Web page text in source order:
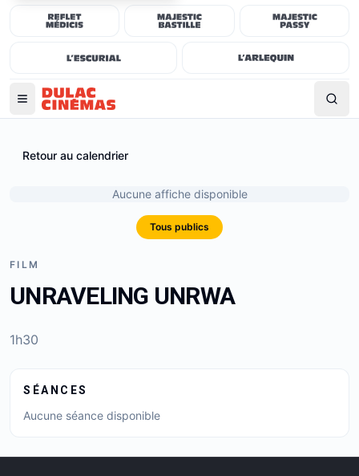
Retour au calendrier
Aucune affiche disponible
Tous publics
SÉANCES
Aucune séance disponible
FILM
UNRAVELING UNRWA
1h30